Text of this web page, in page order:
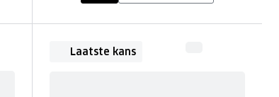
Laatste kans